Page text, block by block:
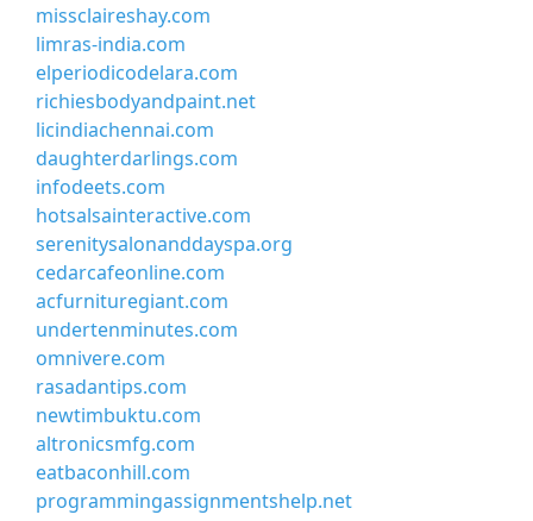
missclaireshay.com
limras-india.com
elperiodicodelara.com
richiesbodyandpaint.net
licindiachennai.com
daughterdarlings.com
infodeets.com
hotsalsainteractive.com
serenitysalonanddayspa.org
cedarcafeonline.com
acfurnituregiant.com
undertenminutes.com
omnivere.com
rasadantips.com
newtimbuktu.com
altronicsmfg.com
eatbaconhill.com
programmingassignmentshelp.net